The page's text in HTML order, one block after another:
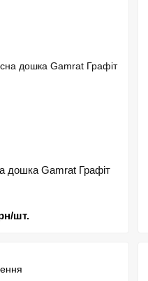
дошка Gamrat Графіт
шт.